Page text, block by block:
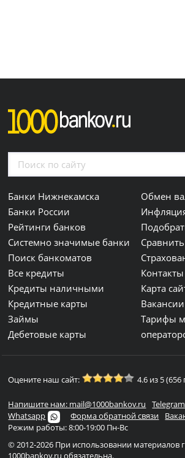
Банки Нижнекамска
Банки России
Рейтинги банков
Системно значимые банки
Поиск банкоматов
Все кредиты
Кредиты наличными
Кредитные карты
Займы
Дебетовые карты
Обмен
Контакты
Карта
Тарифы
Оцените наш сайт: 4.6 из 5 (656
Напишите нам: mail@1000bankov.ru
Telegram
Whatsapp
Форма обратной связи
Режим работы: 8:00-19:00 Пн-Вс
© 2012-2026 При использовании материалов
1000bankov.ru обязательна.